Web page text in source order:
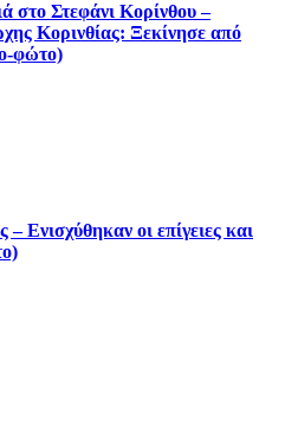
στο Στεφάνι Κορίνθου –
Κορινθίας: Ξεκίνησε από
φώτο)
Ενισχύθηκαν οι επίγειες και